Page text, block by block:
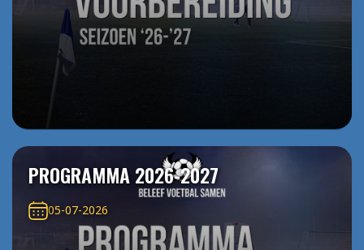
PROGRAMMA 2026-2027
05-07-2026